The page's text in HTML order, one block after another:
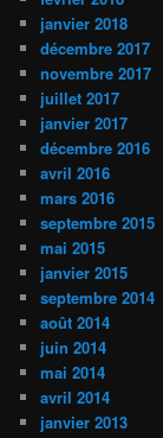
janvier 2018
décembre 2017
novembre 2017
juillet 2017
janvier 2017
décembre 2016
avril 2016
mars 2016
septembre 2015
mai 2015
janvier 2015
septembre 2014
août 2014
juin 2014
mai 2014
avril 2014
janvier 2013